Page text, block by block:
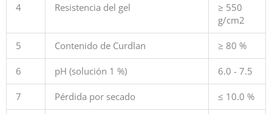
4 Resistencia del gel
≥ 550
g/cm2
5 Contenido de Curdlan ≥ 80 %
6 pH (solución 1 %) 6.0 - 7.5
7 Pérdida por secado ≤ 10.0 %